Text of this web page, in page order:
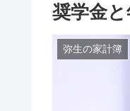
奨学金
弥生の家計簿